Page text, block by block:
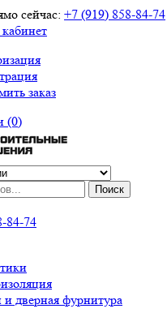
сейчас: +7 (919) 858-84-74
заказ
(0)
Поиск
84-74
и дверная фурнитура